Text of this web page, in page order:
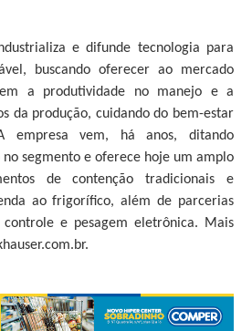
e difunde tecnologia para
buscando oferecer ao mercado
a produtividade no manejo e a
da produção, cuidando do bem-estar
empresa vem, há anos, ditando
segmento e oferece hoje um amplo
de contenção tradicionais e
ao frigorífico, além de parcerias
e pesagem eletrônica. Mais